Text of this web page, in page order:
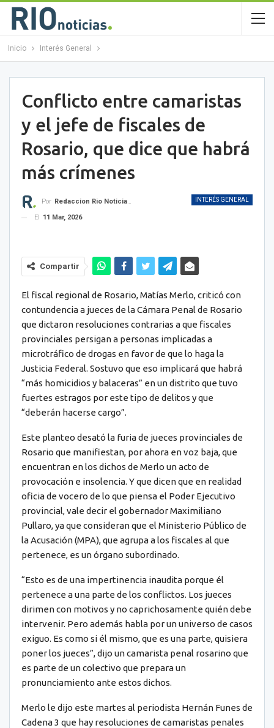
Inicio Interés General
Conflicto entre camaristas
y el jefe de fiscales de
Rosario, que dice que habrá
más crímenes
INTERÉS GENERAL
Por Redaccion Rio Noticias OK
El
11 Mar, 2026
Compartir
El fiscal regional de Rosario, Matías Merlo, criticó con
contundencia a jueces de la Cámara Penal de Rosario
que dictaron resoluciones contrarias a que fiscales
provinciales persigan a personas implicadas a
microtráfico de drogas en favor de que lo haga la
Justicia Federal. Sostuvo que eso implicará que habrá
“más homicidios y balaceras” en un distrito que tuvo
fuertes estragos por este tipo de delitos y que
“deberán hacerse cargo”.
Este planteo desató la furia de jueces provinciales de
Rosario que manifiestan, por ahora en voz baja, que
encuentran en los dichos de Merlo un acto de
provocación e insolencia. Y que dicen que en realidad
oficia de vocero de lo que piensa el Poder Ejecutivo
provincial, vale decir el gobernador Maximiliano
Pullaro, ya que consideran que el Ministerio Público de
la Acusación (MPA), que agrupa a los fiscales al que
pertenece, es un órgano subordinado.
“Esto es de una impertinencia inaudita porque él
pertenece a una parte de los conflictos. Los jueces
dirimen con motivos y no caprichosamente quién debe
intervenir. Pero además habla por un universo de casos
exiguo. Es como si él mismo, que es una parte, quisiera
poner los jueces”, dijo un camarista penal rosarino que
es parte de un colectivo que prepara un
pronunciamiento ante estos dichos.
Merlo le dijo este martes al periodista Hernán Funes de
Cadena 3 que hay resoluciones de camaristas penales